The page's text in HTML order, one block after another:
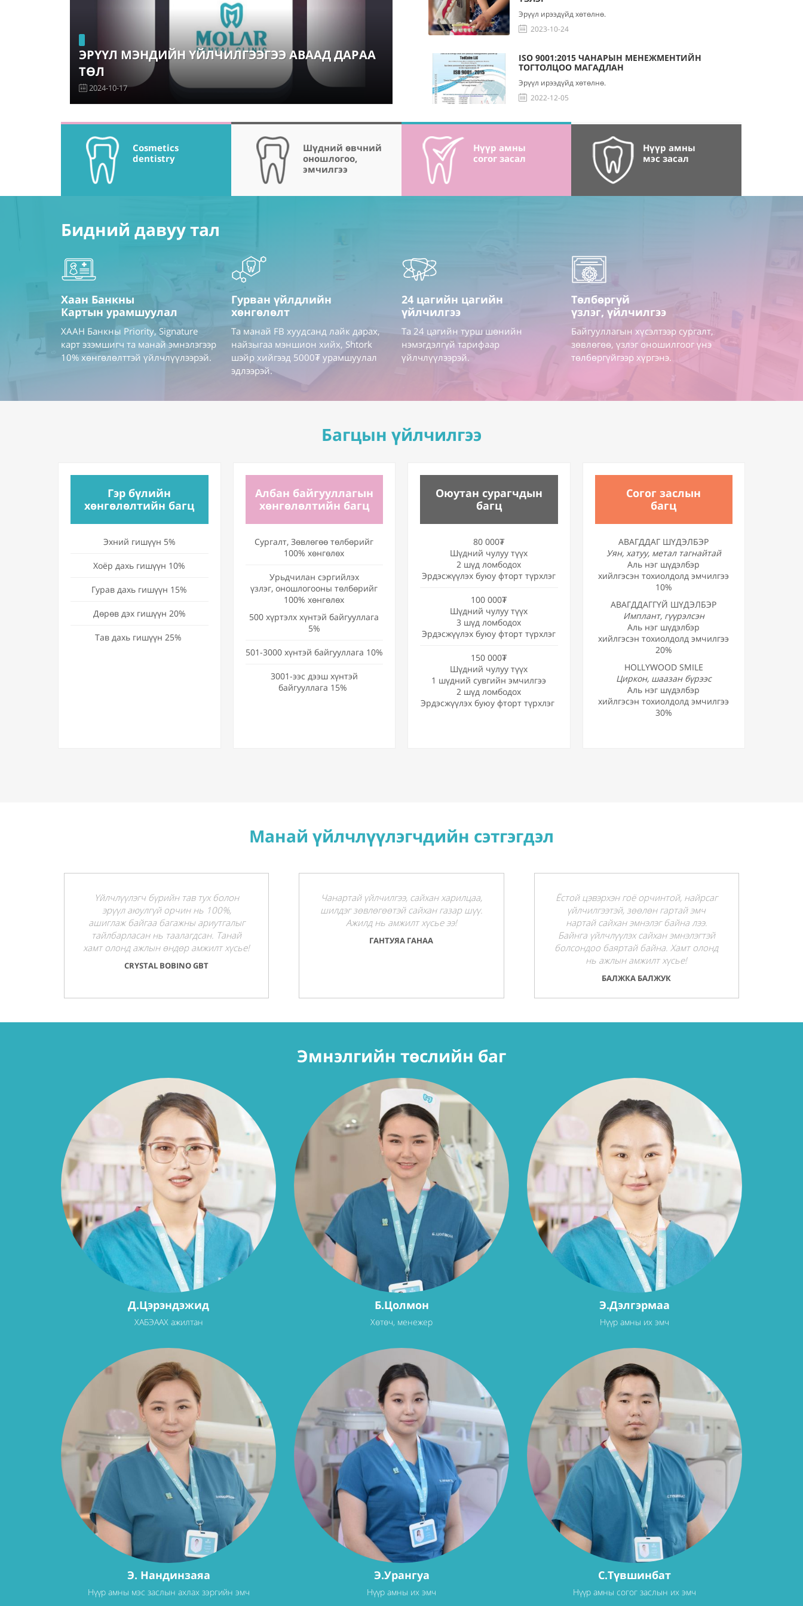
ЭРҮҮЛ МЭНДИЙН ҮЙЛЧИЛГЭЭГЭЭ АВААД ДАРАА
ТӨЛ
2024-10-17
Эрүүл ирээдүйд хөтөлнө.
2023-10-24
ISO 9001:2015 ЧАНАРЫН МЕНЕЖМЕНТИЙН
ТОГТОЛЦОО МАГАДЛАН
Эрүүл ирээдүйд хөтөлнө.
2022-12-05
Cosmetics
dentistry
Шүдний өвчний
оношлогоо,
эмчилгээ
Нүүр амны
согог засал
Нүүр амны
мэс засал
Бидний давуу тал
Хаан Банкны
Картын урамшуулал
ХААН Банкны Priority, Signature
карт эзэмшигч та манай эмнэлэгээр
10% хөнгөлөлттэй үйлчлүүлээрэй.
Гурван үйлдлийн
хөнгөлөлт
Та манай FB хуудсанд лайк дарах,
найзыгаа мэншион хийх, Shtork
шэйр хийгээд 5000₮ урамшуулал
эдлээрэй.
24 цагийн цагийн
үйлчилгээ
Та 24 цагийн турш шөнийн
нэмэгдэлгүй тарифаар
үйлчлүүлээрэй.
Төлбөргүй
үзлэг, үйлчилгээ
Байгууллагын хүсэлтээр сургалт,
зөвлөгөө, үзлэг оношилгоог үнэ
төлбөргүйгээр хүргэнэ.
Багцын үйлчилгээ
Гэр бүлийн
хөнгөлөлтийн багц
Эхний гишүүн 5%
Хоёр дахь гишүүн 10%
Гурав дахь гишүүн 15%
Дөрөв дэх гишүүн 20%
Тав дахь гишүүн 25%
Албан байгууллагын
хөнгөлөлтийн багц
Сургалт, Зөвлөгөө төлбөрийг
100% хөнгөлөх
Урьдчилан сэргийлэх
үзлэг, оношлогооны төлбөрийг
100% хөнгөлөх
500 хүртэлх хүнтэй байгууллага
5%
501-3000 хүнтэй байгууллага 10%
3001-ээс дээш хүнтэй
байгууллага 15%
Оюутан сурагчдын
багц
80 000₮
Шүдний чулуу түүх
2 шүд ломбодох
Эрдэсжүүлэх буюу фторт түрхлэг
100 000₮
Шүдний чулуу түүх
3 шүд ломбодох
Эрдэсжүүлэх буюу фторт түрхлэг
150 000₮
Шүдний чулуу түүх
1 шүдний сувгийн эмчилгээ
2 шүд ломбодох
Эрдэсжүүлэх буюу фторт түрхлэг
Согог заслын
багц
АВАГДДАГ ШҮДЭЛБЭР
Уян, хатуу, метал тагнайтай
Аль нэг шүдэлбэр
хийлгэсэн тохиолдолд эмчилгээ
10%
АВАГДДАГГҮЙ ШҮДЭЛБЭР
Имплант, гүүрэлсэн
Аль нэг шүдэлбэр
хийлгэсэн тохиолдолд эмчилгээ
20%
HOLLYWOOD SMILE
Циркон, шаазан бүрээс
Аль нэг шүдэлбэр
хийлгэсэн тохиолдолд эмчилгээ
30%
Манай үйлчлүүлэгчдийн сэтгэгдэл
Үйлчлүүлэгч бүрийн тав тух болон
эрүүл аюулгүй орчин нь 100%,
ашиглаж байгаа багажны ариутгалыг
тайлбарласан нь таалагдсан. Танай
хамт олонд ажлын өндөр амжилт хүсье!
CRYSTAL BOBINO GBT
Чанартай үйлчилгээ, сайхан харилцаа,
шилдэг зөвлөгөөтэй сайхан газар шүү.
Ажилд нь амжилт хүсье ээ!
ГАНТУЯА ГАНАА
Ёстой цэвэрхэн гоё орчинтой, найрсаг
үйлчилгээтэй, зөөлөн гартай эмч
нартай сайхан эмнэлэг байна лээ.
Байнга үйлчлүүлэх сайхан эмнэлэгтэй
болсондоо баяртай байна. Хамт олонд
нь ажлын амжилт хүсье!
БАЛЖКА БАЛЖУК
Эмнэлгийн төслийн баг
Д.Цэрэндэжид
ХАБЭААХ ажилтан
Б.Цолмон
Хөтөч, менежер
Э.Дэлгэрмаа
Нүүр амны их эмч
Э. Нандинзаяа
Нүүр амны мэс заслын ахлах зэргийн эмч
Э.Урангуа
Нүүр амны их эмч
С.Түвшинбат
Нүүр амны согог заслын их эмч